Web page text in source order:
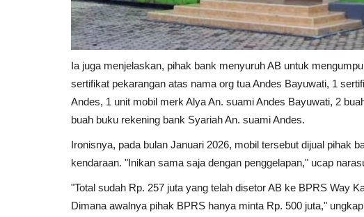
Ia juga menjelaskan, pihak bank menyuruh AB untuk
sertifikat pekarangan atas nama org tua Andes Bayuwati, 1
Andes, 1 unit mobil merk Alya An. suami Andes Bayuwati, 2
buah buku rekening bank Syariah An. suami Andes.
Ironisnya, pada bulan Januari 2026, mobil tersebut dijual pihak
kendaraan. "Inikan sama saja dengan penggelapan," ucap
"Total sudah Rp. 257 juta yang telah disetor AB ke BPRS Way
Dimana awalnya pihak BPRS hanya minta Rp. 500 juta,"